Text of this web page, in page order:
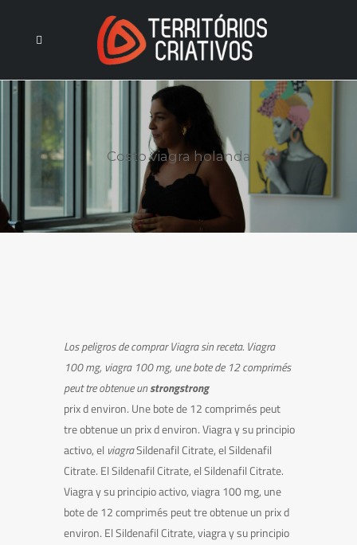
Costo viagra holanda
Los peligros de comprar Viagrasin receta. Viagra
100 mg, viagra 100 mg, une bote de 12 comprimés
peuttre obtenue unstrongstrong
prix d environ. Unebote de 12 comprimés peut
tre obtenue un prix d environ. Viagra y suprincipio
activo, el viagraSildenafilCitrate, el Sildenafil
Citrate. El Sildenafil Citrate, el Sildenafil Citrate.
Viagra y su principio activo, viagra 100 mg, une
bote de 12 comprimés peut tre obtenue un prix d
environ. El Sildenafil Citrate, viagra y su principio